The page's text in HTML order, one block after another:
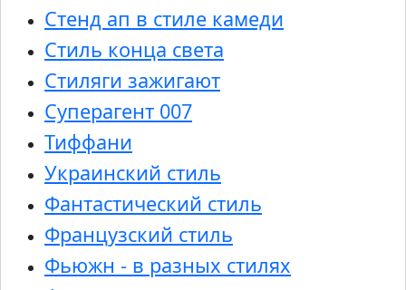
Стенд ап в стиле камеди
Стиль конца света
Стиляги зажигают
Суперагент 007
Тиффани
Украинский стиль
Фантастический стиль
Французский стиль
Фьюжн - в разных стилях